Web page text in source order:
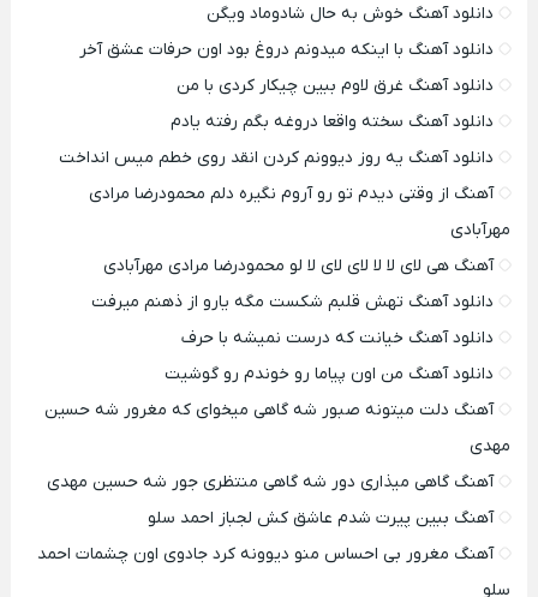
دانلود آهنگ خوش به حال شادوماد ویگن
دانلود آهنگ با اینکه میدونم دروغ بود اون حرفات عشق آخر
دانلود آهنگ غرق لاوم ببین چیکار کردی با من
دانلود آهنگ سخته واقعا دروغه بگم رفته یادم
دانلود آهنگ یه روز دیوونم کردن انقد روی خطم میس انداخت
آهنگ از وقتی دیدم تو رو آروم نگیره دلم محمودرضا مرادی
مهرآبادی
آهنگ هی لای لا لا لای لای لا لو محمودرضا مرادی مهرآبادی
دانلود آهنگ تهش قلبم شکست مگه یارو از ذهنم میرفت
دانلود آهنگ خیانت که درست نمیشه با حرف
دانلود آهنگ من اون پیاما رو خوندم رو گوشیت
آهنگ دلت میتونه صبور شه گاهی میخوای که مغرور شه حسین
مهدی
آهنگ گاهی میذاری دور شه گاهی منتظری جور شه حسین مهدی
آهنگ ببین پیرت شدم عاشق کش لجباز احمد سلو
آهنگ مغرور بی احساس منو دیوونه کرد جادوی اون چشمات احمد
سلو